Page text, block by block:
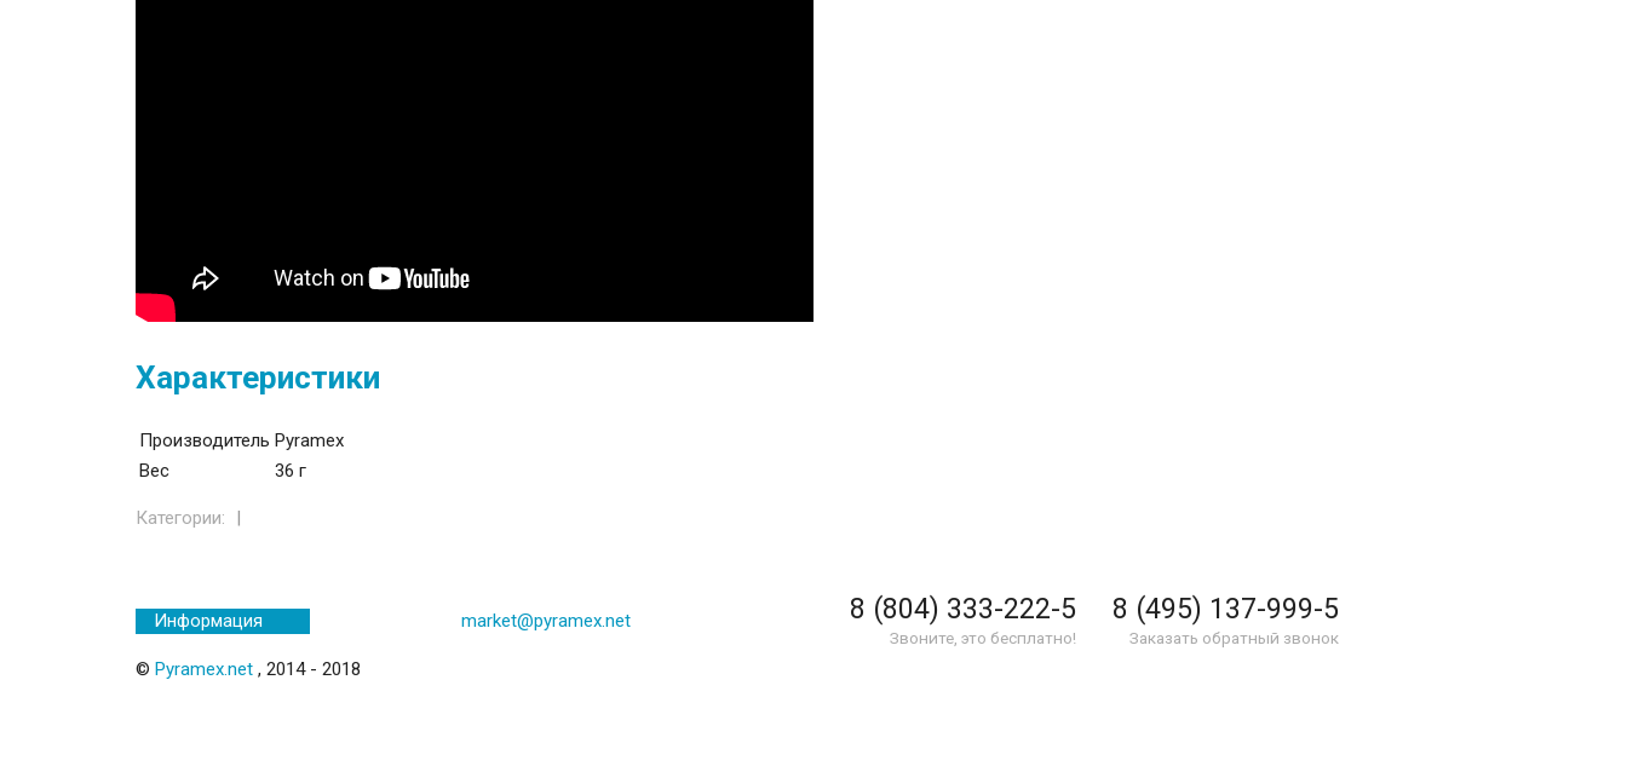
Характеристики
Производитель Pyramex
Вес
36 г
Категории:
Информация market@pyramex.net 8 (804) 333-222-5
Звоните, это бесплатно!
8 (495) 137-999-5
Заказать обратный звонок
© Pyramex.net , 2014 - 2018